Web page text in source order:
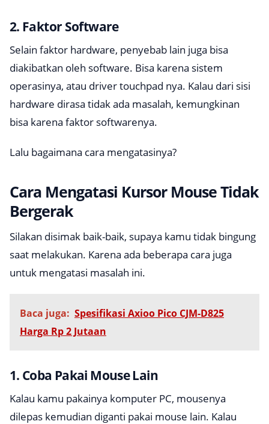
2. Faktor Software
Selain faktor hardware, penyebab lain juga bisa
diakibatkan oleh software. Bisa karena sistem
operasinya, atau drivertouchpad nya. Kalau dari sisi
hardware dirasa tidak ada masalah, kemungkinan
bisa karena faktor softwarenya.
Lalu bagaimana cara mengatasinya?
Cara Mengatasi Kursor Mouse Tidak
Bergerak
Silakan disimak baik-baik, supaya kamu tidak bingung
saat melakukan. Karena ada beberapa cara juga
untuk mengatasi masalah ini.
Baca juga: Spesifikasi Axioo Pico CJM-D825
Harga Rp 2 Jutaan
1. Coba Pakai Mouse Lain
Kalau kamu pakainya komputer PC, mousenya
dilepas kemudian diganti pakai mouse lain. Kalau